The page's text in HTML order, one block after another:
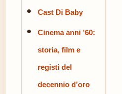
Cast Di Baby
Cinema anni ’60:
storia, film e
registi del
decennio d’oro